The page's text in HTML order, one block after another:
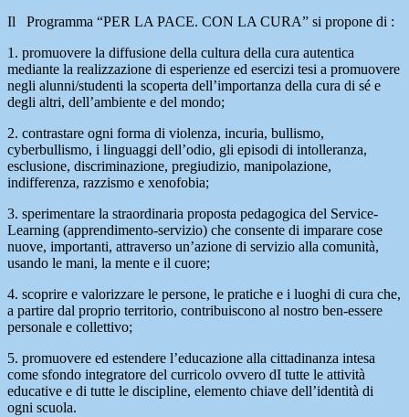
Il Programma “PER LA PACE. CON LA CURA” si propone di :
1. promuovere la diffusione della cultura della cura autentica
mediante la realizzazione di esperienze ed esercizi tesi a promuovere
negli alunni/studenti la scoperta dell’importanza della cura di sé e
degli altri, dell’ambiente e del mondo;
2. contrastare ogni forma di violenza, incuria, bullismo,
cyberbullismo, i linguaggi dell’odio, gli episodi di intolleranza,
esclusione, discriminazione, pregiudizio, manipolazione,
indifferenza, razzismo e xenofobia;
3. sperimentare la straordinaria proposta pedagogica del Service-
Learning (apprendimento-servizio) che consente di imparare cose
nuove, importanti, attraverso un’azione di servizio alla comunità,
usando le mani, la mente e il cuore;
4. scoprire e valorizzare le persone, le pratiche e i luoghi di cura che,
a partire dal proprio territorio, contribuiscono al nostro ben-essere
personale e collettivo;
5. promuovere ed estendere l’educazione alla cittadinanza intesa
come sfondo integratore del curricolo ovvero dI tutte le attività
educative e di tutte le discipline, elemento chiave dell’identità di
ogni scuola.